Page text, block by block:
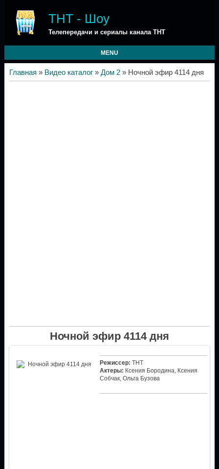
ТНТ - Шоу
Телепередачи и сериалы канала ТНТ
MENU
Главная » Видео каталог» Дом 2» Ночной эфир 4114 дня
Ночной эфир 4114 дня
Режиссер: ТНТ
Актеры: Ксения Бородина, Ксения
Собчак, Ольга Бузова